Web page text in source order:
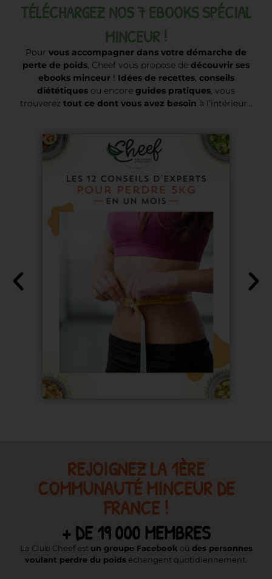
TÉLÉCHARGEZ NOS 7 EBOOKS SPÉCIAL
MINCEUR !
Pour vous accompagner dans votre démarche de
perte de poids, Cheef vous propose de découvrir ses
ebooks minceur! Idées de recettes, conseils
diététiques ou encore guides pratiques, vous
trouverez tout ce dont vous avez besoin à l’intérieur…
REJOIGNEZ LA 1ÈRE
COMMUNAUTÉ MINCEUR DE
FRANCE !
+ DE 19 000 MEMBRES
La Club Cheef est un groupe Facebook où des personnes
voulant perdre du poids échangent quotidiennement.